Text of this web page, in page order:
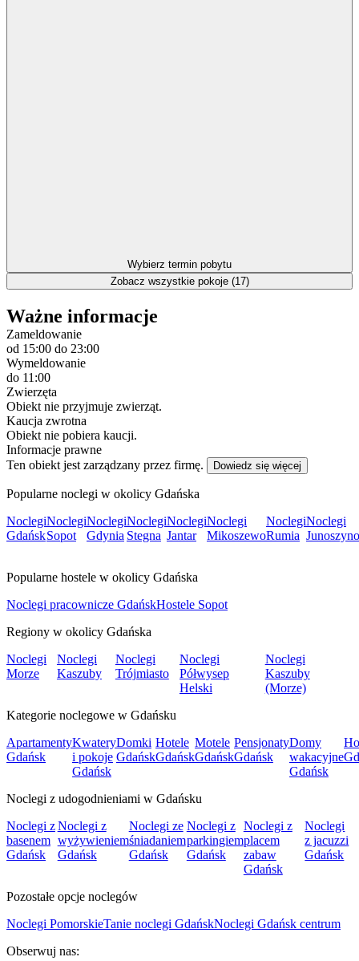
Wybierz termin pobytu
Zobacz wszystkie pokoje (17)
Ważne informacje
Zameldowanie
od 15:00 do 23:00
Wymeldowanie
do 11:00
Zwierzęta
Obiekt nie przyjmuje zwierząt.
Kaucja zwrotna
Obiekt nie pobiera kaucji.
Informacje prawne
Ten obiekt jest zarządzany przez firmę.
Dowiedz się więcej
Popularne noclegi w okolicy Gdańska
Noclegi
Gdańsk
Noclegi
Sopot
Noclegi
Gdynia
Noclegi
Stegna
Noclegi
Jantar
Noclegi
Mikoszewo
Noclegi
Rumia
Noclegi
Junoszyno
Popularne hostele w okolicy Gdańska
Noclegi pracownicze GdańskHostele Sopot
Regiony w okolicy Gdańska
Noclegi
Morze
Noclegi
Kaszuby
Noclegi
Trójmiasto
Noclegi
Półwysep
Helski
Noclegi
Kaszuby
(Morze)
Kategorie noclegowe w Gdańsku
Apartamenty
Gdańsk
Kwatery
i pokoje
Gdańsk
Domki
Gdańsk
Hotele
Gdańsk
Motele
Gdańsk
Pensjonaty
Gdańsk
Domy
wakacyjne
Gdańsk
Noclegi z udogodnieniami w Gdańsku
Noclegi z
basenem
Gdańsk
Noclegi z
wyżywieniem
Gdańsk
Noclegi ze
śniadaniem
Gdańsk
Noclegi z
parkingiem
Gdańsk
Noclegi z
placem
zabaw
Gdańsk
Noclegi
z jacuzzi
Gdańsk
Pozostałe opcje noclegów
Noclegi PomorskieTanie noclegi GdańskNoclegi Gdańsk centrum
Obserwuj nas: